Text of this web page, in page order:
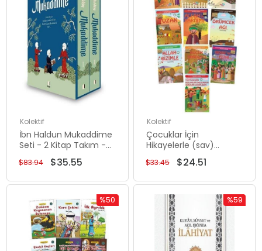
Kolektif
İbn Haldun Mukaddime
Seti - 2 Kitap Takım -
$35.55
$83.94
Kolektif
Çocuklar İçin
Hikayelerle (sav)
Peygamber Hayatı
Medine Dönemi Seti -
$24.51
$33.45
%50
İndirim
%50İndirim
%59